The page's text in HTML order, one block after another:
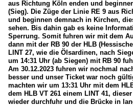
aus Richtung Köln enden und
(Sieg). Die Züge der Linie RE 9 aus
und beginnen demnach in Kirchen,
sehen. Bis dahin gab es keine
Sperrung. Somit fuhren wir mit dem
dann mit der RB 90 der HLB
LINT 27, wie die Ölsardinen, nach
um 14:31 Uhr (ab Siegen) mit RB 90
Am 30.12.2023 fuhren wir nochmal
besser und unser Ticket war noch
machten wir um 13:31 Uhr mit dem
dem HLB VT 261 einem LINT 41,
wieder durchfuhr und die Brücke in